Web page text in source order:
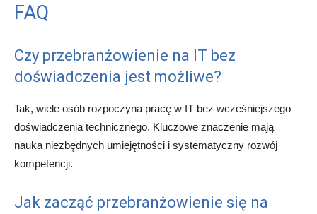
FAQ
Czy przebranżowienie na IT bez
doświadczenia jest możliwe?
Tak, wiele osób rozpoczyna pracę w IT bez wcześniejszego
doświadczenia technicznego. Kluczowe znaczenie mają
nauka niezbędnych umiejętności i systematyczny rozwój
kompetencji.
Jak zacząć przebranżowienie się na